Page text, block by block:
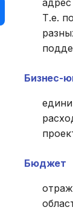
Т.е.
Бизнес-
Бюджет